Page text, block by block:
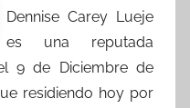
Dennise Carey Lueje
es una reputada
9 de Diciembre de
residiendo hoy por